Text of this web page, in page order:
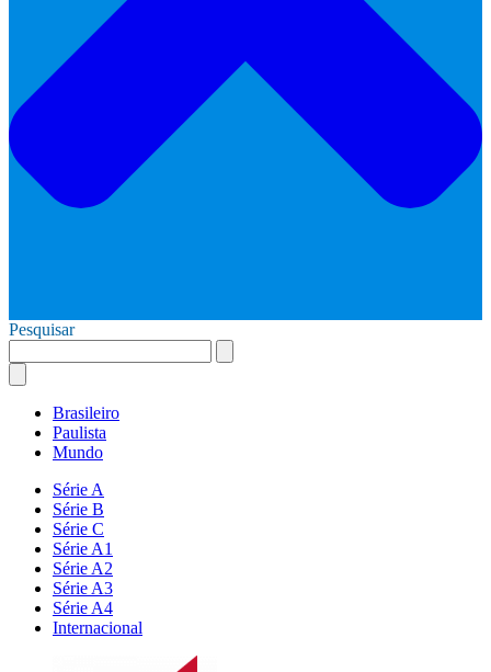
Pesquisar
Brasileiro
Paulista
Mundo
Série A
Série B
Série C
Série A1
Série A2
Série A3
Série A4
Internacional